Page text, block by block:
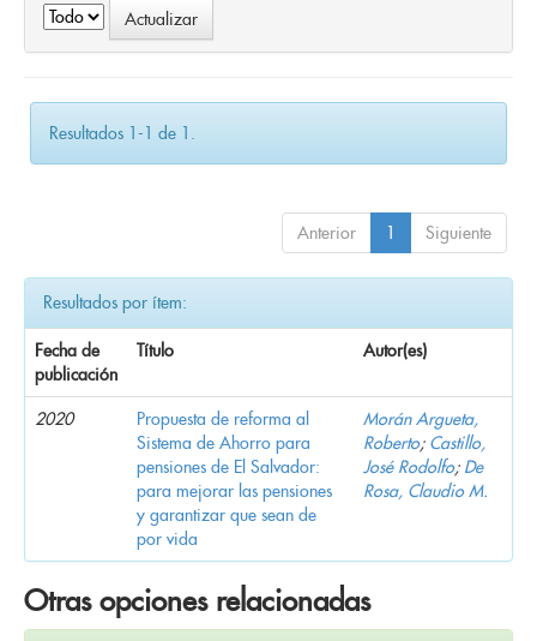
Resultados 1-1 de 1.
Anterior 1 Siguiente
Resultados por ítem:
Fecha de
publicación
Título Autor(es)
2020
Propuesta de reforma al
Sistema de Ahorro para
pensiones de El Salvador:
para mejorar las pensiones
y garantizar que sean de
por vida
Morán Argueta,
Roberto; Castillo,
José Rodolfo; De
Rosa, Claudio M.
Otras opciones relacionadas